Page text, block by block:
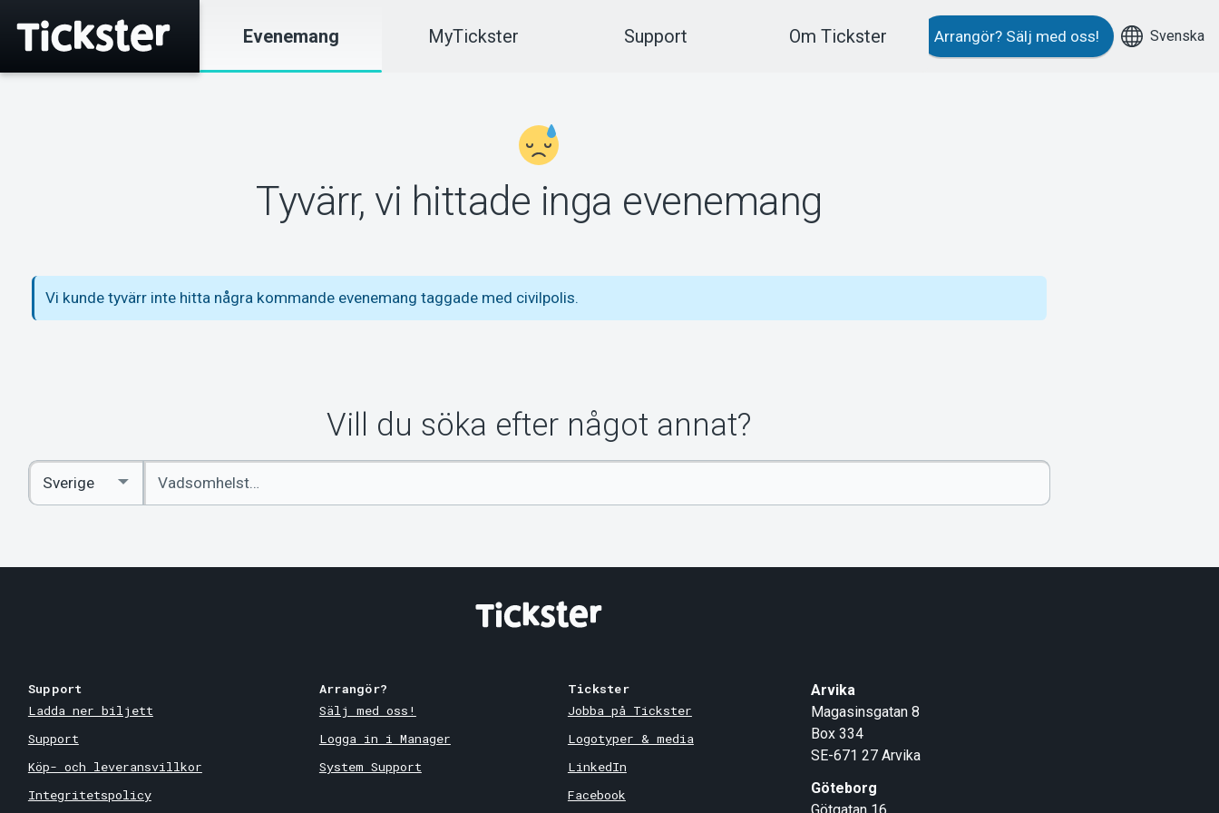
Evenemang MyTickster Support Om Tickster Arrangör? Sälj med oss! Svenska
Tyvärr, vi hittade inga evenemang
Vi kunde tyvärr inte hitta några kommande evenemang taggade med civilpolis.
Vill du söka efter något annat?
Ange
sökord
Select
Country
Support
Ladda ner biljett
Support
Köp- och leveransvillkor
Integritetspolicy
Arrangör?
Sälj med oss!
Logga in i Manager
System Support
Tickster
Jobba på Tickster
Logotyper & media
LinkedIn
Facebook
Arvika
Magasinsgatan 8
Box 334
SE-671 27 Arvika
Göteborg